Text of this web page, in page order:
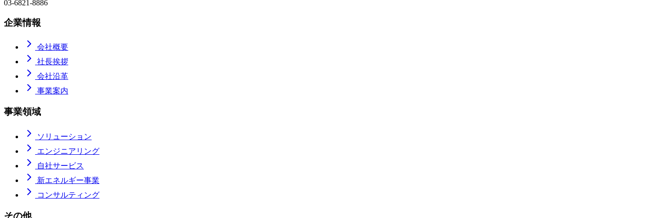
03-6821-8886
企業情報
会社概要
社長挨拶
会社沿革
事業案内
事業領域
ソリューション
エンジニアリング
自社サービス
新エネルギー事業
コンサルティング
その他